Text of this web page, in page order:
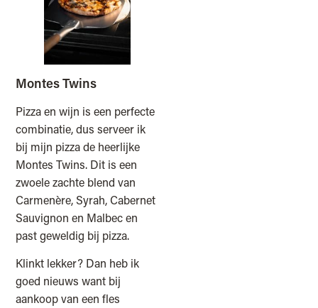
Montes Twins
Pizza en wijn is een perfecte
combinatie, dus serveer ik
bij mijn pizza de heerlijke
Montes Twins. Dit is een
zwoele zachte blend van
Carmenère, Syrah, Cabernet
Sauvignon en Malbec en
past geweldig bij pizza.
Klinkt lekker? Dan heb ik
goed nieuws want bij
aankoop van een fles